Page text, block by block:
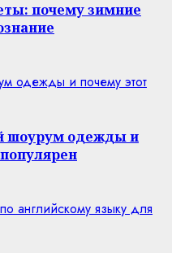
почему зимние
одежды и почему этот
шоурум одежды и
английскому языку для